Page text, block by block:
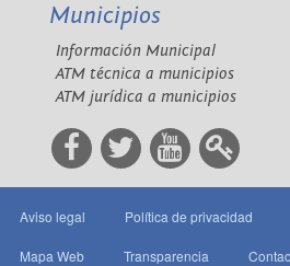
Municipios
Información Municipal
ATM técnica a municipios
ATM jurídica a municipios
Aviso legal Política de privacidad
Mapa Web Transparencia